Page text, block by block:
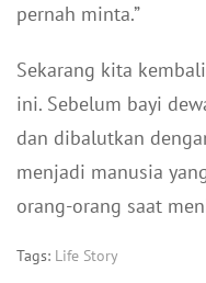
pernah minta.”
Sekarang kita
ini. Sebelum bayi
dan dibalutkan
menjadi manusia
orang-orang saat
Tags: Life Story